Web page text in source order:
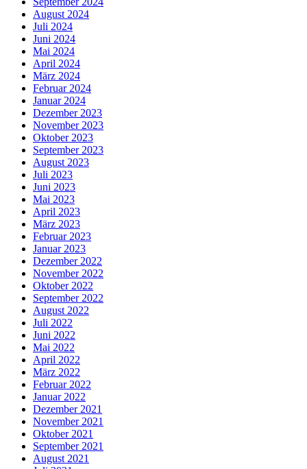
August 2024
Juli 2024
Juni 2024
Mai 2024
April 2024
März 2024
Februar 2024
Januar 2024
Dezember 2023
November 2023
Oktober 2023
September 2023
August 2023
Juli 2023
Juni 2023
Mai 2023
April 2023
März 2023
Februar 2023
Januar 2023
Dezember 2022
November 2022
Oktober 2022
September 2022
August 2022
Juli 2022
Juni 2022
Mai 2022
April 2022
März 2022
Februar 2022
Januar 2022
Dezember 2021
November 2021
Oktober 2021
September 2021
August 2021